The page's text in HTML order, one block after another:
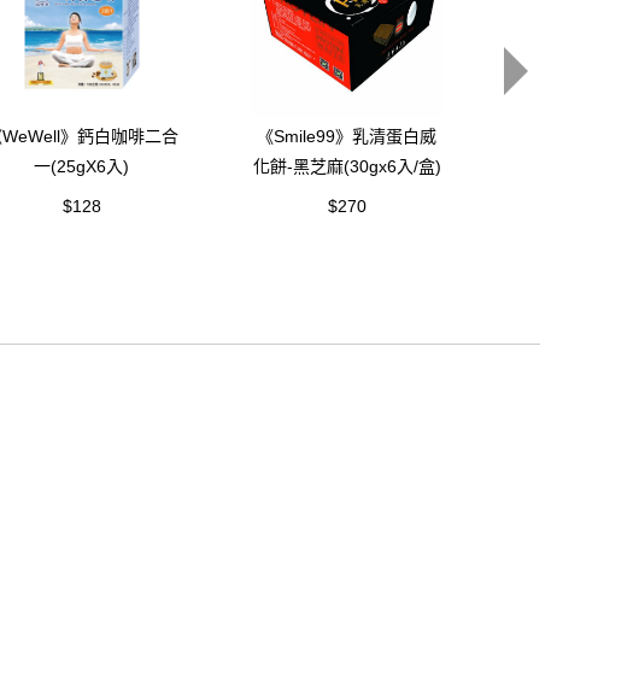
WeWell》鈣白咖啡二合
一(25gX6入)
$128
《Smile99》乳清蛋白威
化餅-黑芝麻(30gx6入/盒)
$270